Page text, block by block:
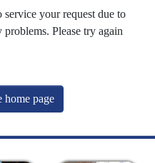
your request due to
Please try again
home page